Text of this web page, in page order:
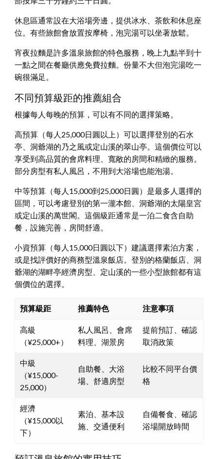
休息區通常設在大浴場旁邊，提供冰水、茶飲和休息座
位。有些旅館會放置按摩椅，泡完湯可以坐著放鬆。
宵夜拉麵是許多溫泉旅館的特色服務，晚上九點半到十
一點之間在餐廳供應免費拉麵。份量不大但泡完湯吃一
碗很滿足。
不同預算級距的推薦組合
根據每人每晚的預算，可以有不同的選擇策略。
高預算（每人25,000日圓以上）可以選擇登別的石水
亭、洞爺湖的乃之風或定山溪的翠山亭。這個價位可以
享受到高品質的會席料理、寬敞的房間和精緻的服務。
部分房型有私人風呂，不用到大浴場也能泡湯。
中等預算（每人15,000到25,000日圓）是最多人選擇的
區間，可以考慮登別的第一瀧本館、洞爺湖的太陽皇宮
或定山溪的萬世閣。這個級距通常是一泊二食含自助
餐，設施完善，房間舒適。
小資預算（每人15,000日圓以下）建議選擇素泊方案，
或是找評價好的商務型溫泉飯店。登別的格蘭飯店、洞
爺湖的湖畔亭經濟房型、定山溪的一些小型旅館都有這
個價位的選擇。
預算級距 推薦特色 注意事項
高級
（¥25,000+）
私人風呂、會席
料理、湖景房
提前預訂、確認
取消政策
中級
（¥15,000-
25,000）
自助餐、大浴
場、舒適房型
比較不同平台價
格
經濟
（¥15,000以
下）
素泊、基本設
施、交通便利
自備餐食、確認
浴場開放時間